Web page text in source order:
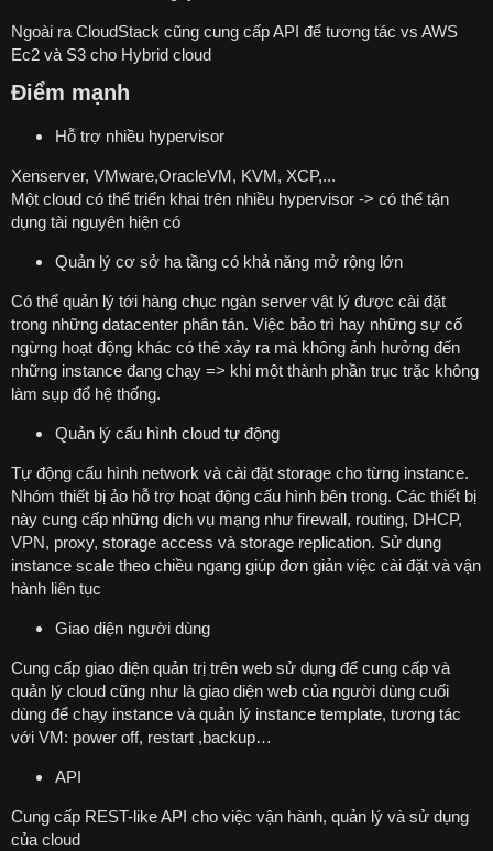
Ngoài ra CloudStack cũng cung cấp API để tương tác vs AWS
Ec2 và S3 cho Hybrid cloud
Điểm mạnh
Hỗ trợ nhiều hypervisor
Xenserver, VMware,OracleVM, KVM, XCP,...
Một cloud có thể triển khai trên nhiều hypervisor -> có thể tận
dụng tài nguyên hiện có
Quản lý cơ sở hạ tầng có khả năng mở rộng lớn
Có thể quản lý tới hàng chục ngàn server vật lý được cài đặt
trong những datacenter phân tán. Việc bảo trì hay những sự cố
ngừng hoạt động khác có thê xảy ra mà không ảnh hưởng đến
những instance đang chạy => khi một thành phần trục trặc không
làm sụp đổ hệ thống.
Quản lý cấu hình cloud tự động
Tự động cấu hình network và cài đặt storage cho từng instance.
Nhóm thiết bị ảo hỗ trợ hoạt động cấu hình bên trong. Các thiết bị
này cung cấp những dịch vụ mạng như firewall, routing, DHCP,
VPN, proxy, storage access và storage replication. Sử dụng
instance scale theo chiều ngang giúp đơn giản việc cài đặt và vận
hành liên tục
Giao diện người dùng
Cung cấp giao diện quản trị trên web sử dụng để cung cấp và
quản lý cloud cũng như là giao diện web của người dùng cuối
dùng để chạy instance và quản lý instance template, tương tác
với VM: power off, restart ,backup…
API
Cung cấp REST-like API cho việc vận hành, quản lý và sử dụng
của cloud